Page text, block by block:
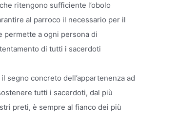
ritengono sufficiente l’obolo
al parroco il necessario per il
permette a ogni persona di
di tutti i sacerdoti
segno concreto dell’appartenenza ad
tutti i sacerdoti, dal più
preti, è sempre al fianco dei più